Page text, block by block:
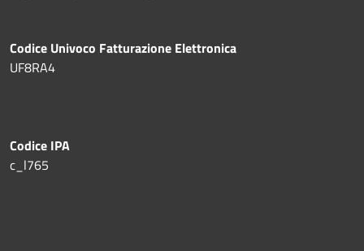
Codice Univoco Fatturazione Elettronica
UF8RA4
Codice IPA
c_l765